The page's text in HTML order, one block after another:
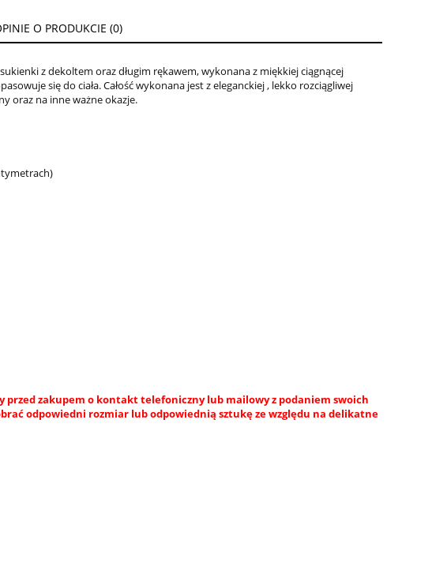
NIE ZAWIERA EWENTUALNYCH
PŁATNOŚCI
O PRODUKCIE (0)
z dekoltem oraz długim rękawem, wykonana z miękkiej ciągnącej
się do ciała. Całość wykonana jest z eleganckiej , lekko rozciągliwej
oraz na inne ważne okazje.
przed zakupem o kontakt telefoniczny lub mailowy z podaniem swoich
odpowiedni rozmiar lub odpowiednią sztukę ze względu na delikatne